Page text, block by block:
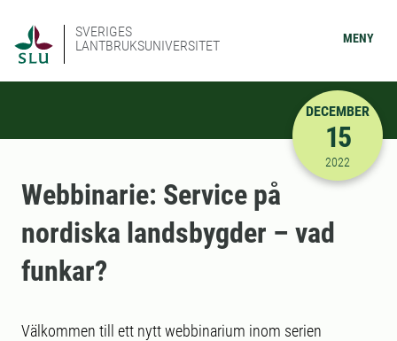
SVERIGES
LANTBRUKSUNIVERSITET
MENY
2022-12-
DECEMBER
15
2022
Webbinarie: Service på
nordiska landsbygder – vad
funkar?
Välkommen till ett nytt webbinarium inom serien